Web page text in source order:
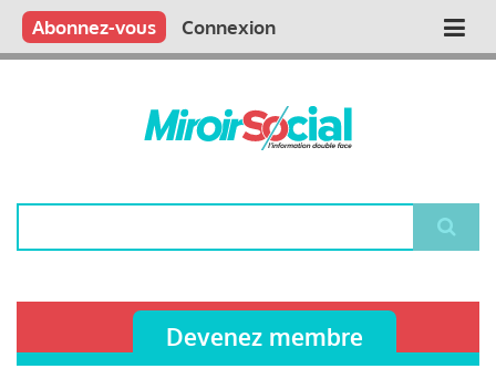
Aller
contenu
Main
Qui sommes nous ?
Vous publiez
Nous publions
Contactez-nous
Abonnez-vous Connexion
Devenez membre